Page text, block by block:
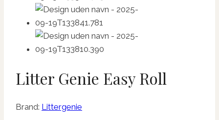
Litter Genie Easy Roll
Brand: Littergenie